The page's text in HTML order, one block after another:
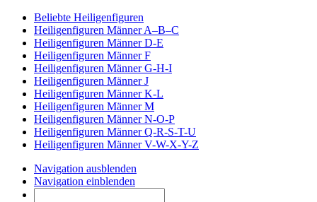
Beliebte Heiligenfiguren
Heiligenfiguren Männer A–B–C
Heiligenfiguren Männer D-E
Heiligenfiguren Männer F
Heiligenfiguren Männer G-H-I
Heiligenfiguren Männer J
Heiligenfiguren Männer K-L
Heiligenfiguren Männer M
Heiligenfiguren Männer N-O-P
Heiligenfiguren Männer Q-R-S-T-U
Heiligenfiguren Männer V-W-X-Y-Z
Navigation ausblenden
Navigation einblenden